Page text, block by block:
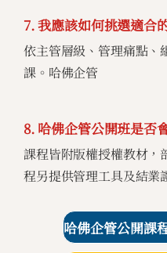
7. 我應該如何挑選適合
依主管層級、管理痛點、
課。哈佛企管
8. 哈佛企管公開班是否
課程皆附版權授權教材，
程另提供管理工具及結業